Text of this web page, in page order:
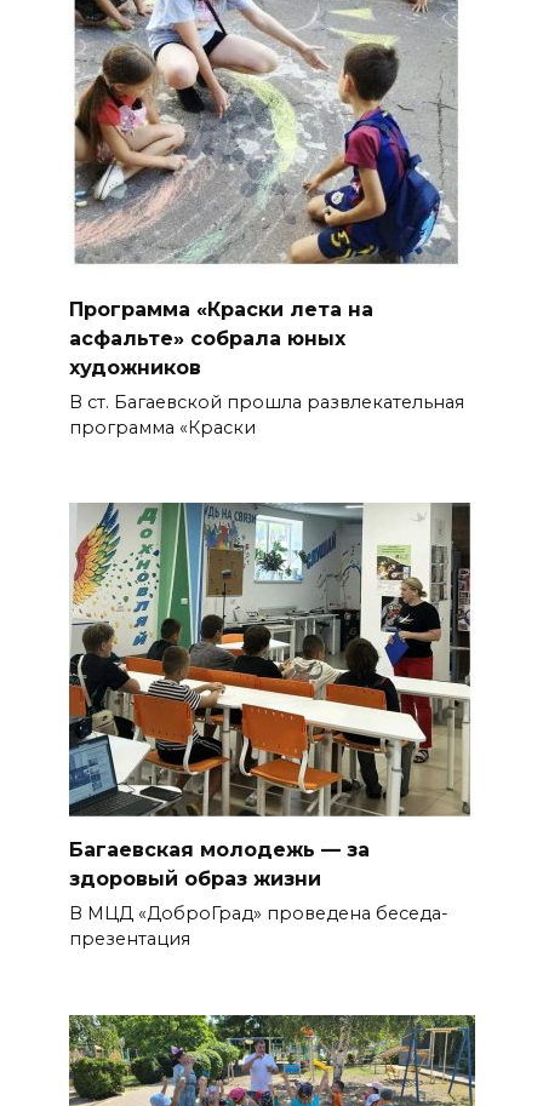
Программа «Краски лета на
асфальте» собрала юных
художников
В ст. Багаевской прошла развлекательная
программа «Краски
Багаевская молодежь — за
здоровый образ жизни
В МЦД «ДоброГрад» проведена беседа-
презентация